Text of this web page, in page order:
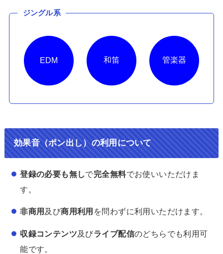
ジングル系
EDM 和笛 管楽器
効果音（ポン出し）の利用について
登録の必要も無しで完全無料でお使いいただけま
す。
非商用 及び商用利用 を問わずに利用いただけます。
収録コンテンツ及びライブ配信のどちらでも利用可
能です。